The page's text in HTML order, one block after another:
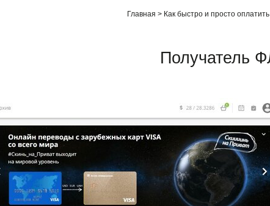
Главная Как быстро и просто
Получатель